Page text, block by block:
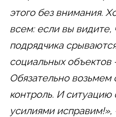
этого без внимания.
всем: если вы видите,
подрядчика
социальных объектов
Обязательно возьмем
контроль. И
усилиями